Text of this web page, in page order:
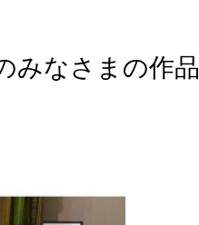
なさまの作品